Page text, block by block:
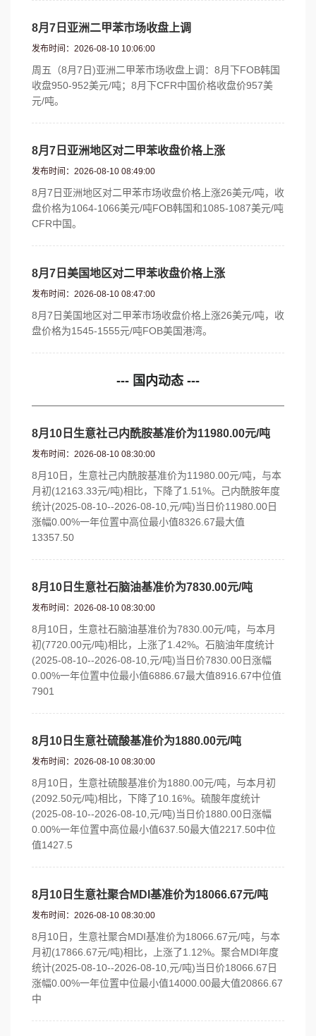
8月7日亚洲二甲苯市场收盘上调
发布时间：2026-08-10 10:06:00
周五（8月7日)亚洲二甲苯市场收盘上调：8月下FOB韩国
收盘950-952美元/吨；8月下CFR中国价格收盘价957美
元/吨。
8月7日亚洲地区对二甲苯收盘价格上涨
发布时间：2026-08-10 08:49:00
8月7日亚洲地区对二甲苯市场收盘价格上涨26美元/吨，收
盘价格为1064-1066美元/吨FOB韩国和1085-1087美元/吨
CFR中国。
8月7日美国地区对二甲苯收盘价格上涨
发布时间：2026-08-10 08:47:00
8月7日美国地区对二甲苯市场收盘价格上涨26美元/吨，收
盘价格为1545-1555元/吨FOB美国港湾。
--- 国内动态 ---
8月10日生意社己内酰胺基准价为11980.00元/吨
发布时间：2026-08-10 08:30:00
8月10日，生意社己内酰胺基准价为11980.00元/吨，与本
月初(12163.33元/吨)相比，下降了1.51%。己内酰胺年度
统计(2025-08-10--2026-08-10,元/吨)当日价11980.00日
涨幅0.00%一年位置中高位最小值8326.67最大值
13357.50
8月10日生意社石脑油基准价为7830.00元/吨
发布时间：2026-08-10 08:30:00
8月10日，生意社石脑油基准价为7830.00元/吨，与本月
初(7720.00元/吨)相比，上涨了1.42%。石脑油年度统计
(2025-08-10--2026-08-10,元/吨)当日价7830.00日涨幅
0.00%一年位置中位最小值6886.67最大值8916.67中位值
7901
8月10日生意社硫酸基准价为1880.00元/吨
发布时间：2026-08-10 08:30:00
8月10日，生意社硫酸基准价为1880.00元/吨，与本月初
(2092.50元/吨)相比，下降了10.16%。硫酸年度统计
(2025-08-10--2026-08-10,元/吨)当日价1880.00日涨幅
0.00%一年位置中高位最小值637.50最大值2217.50中位
值1427.5
8月10日生意社聚合MDI基准价为18066.67元/吨
发布时间：2026-08-10 08:30:00
8月10日，生意社聚合MDI基准价为18066.67元/吨，与本
月初(17866.67元/吨)相比，上涨了1.12%。聚合MDI年度
统计(2025-08-10--2026-08-10,元/吨)当日价18066.67日
涨幅0.00%一年位置中位最小值14000.00最大值20866.67
中